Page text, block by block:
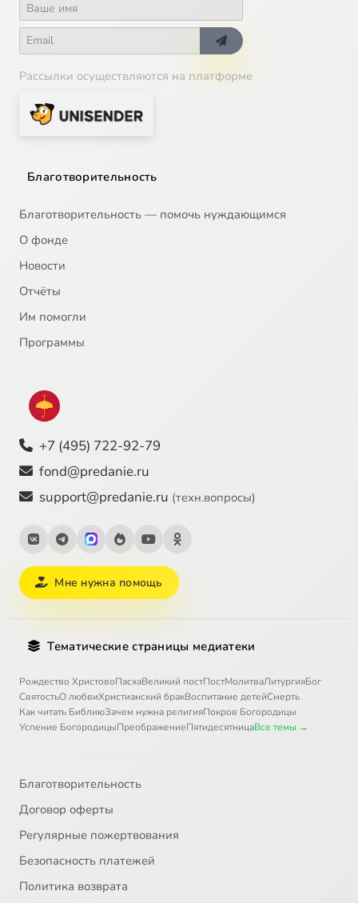
Рассылки осуществляются на платформе
Благотворительность
Благотворительность — помочь нуждающимся
О фонде
Новости
Отчёты
Им помогли
Программы
+7 (495) 722-92-79
fond@predanie.ru
support@predanie.ru (техн.вопросы)
Мне нужна помощь
Тематические страницы медиатеки
Рождество ХристовоПасхаВеликий постПостМолитваЛитургияБог
СвятостьО любвиХристианский бракВоспитание детейСмерть
Как читать БиблиюЗачем нужна религияПокров Богородицы
Успение БогородицыПреображениеПятидесятницаВсе темы →
Благотворительность
Договор оферты
Регулярные пожертвования
Безопасность платежей
Политика возврата